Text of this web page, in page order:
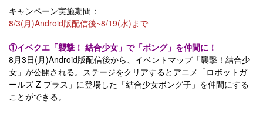
キャンペーン実施期間：
8/3(月)Android版配信後~8/19(水)まで
①イベクエ「襲撃！ 結合少女」で「ボング」を仲間に！
8月3日(月)Android版配信後から、イベントマップ「襲撃！結合少
女」が公開される。ステージをクリアするとアニメ「ロボットガ
ールズ Z プラス」に登場した「結合少女ボング子」を仲間にする
ことができる。